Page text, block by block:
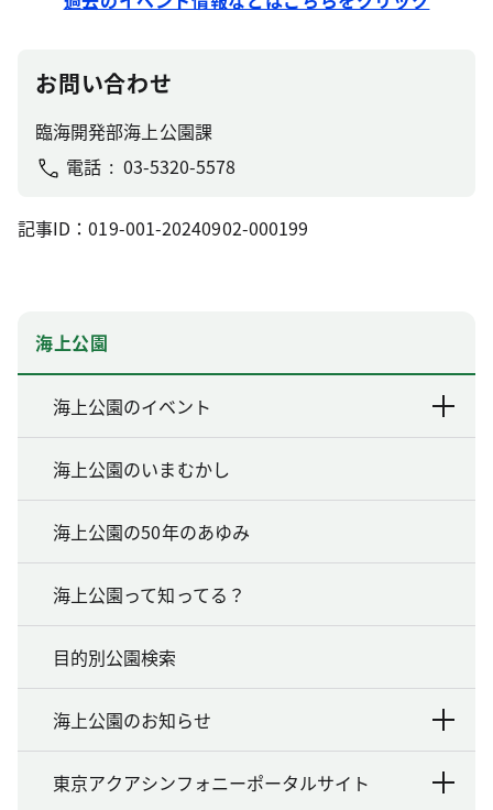
お問い合わせ
臨海開発部海上公園課
電話
03-5320-5578
記事ID：019-001-20240902-000199
海上公園
海上公園のイベント
海上公園のいまむかし
海上公園の50年のあゆみ
海上公園って知ってる？
目的別公園検索
海上公園のお知らせ
東京アクアシンフォニーポータルサイト